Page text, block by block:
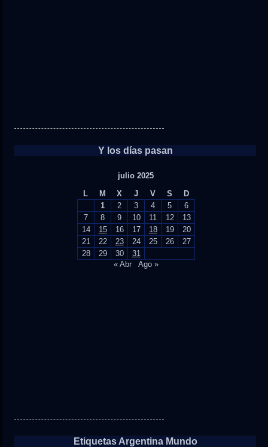
Y los días pasan
julio 2025
L
M X J V S
D
1
2 3 4 5
6
7
8 9 10 11 12
13
14
15 16 17 18 19
20
21
22 23 24 25 26
27
28
29 30
31
« Abr
Ago »
Etiquetas Argentina Mundo